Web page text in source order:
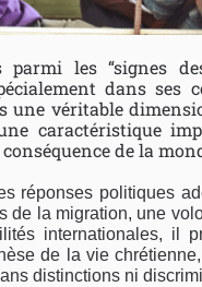
les “signes
dans ses
véritable
caractéristique
de la
réponses politiques
de la migration, une
internationales, il
de la vie
distinctions ni